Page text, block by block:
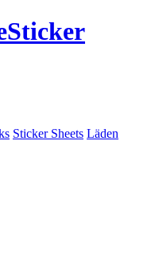
Sticker
Sticker Sheets Läden